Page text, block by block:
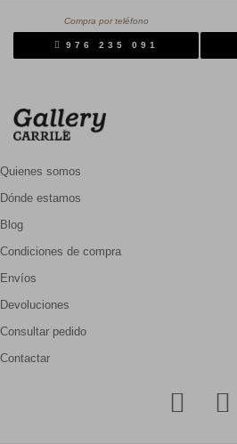
Compra por teléfono
976 235 091
Quienes somos
Dónde estamos
Blog
Condiciones de compra
Envíos
Devoluciones
Consultar pedido
Contactar